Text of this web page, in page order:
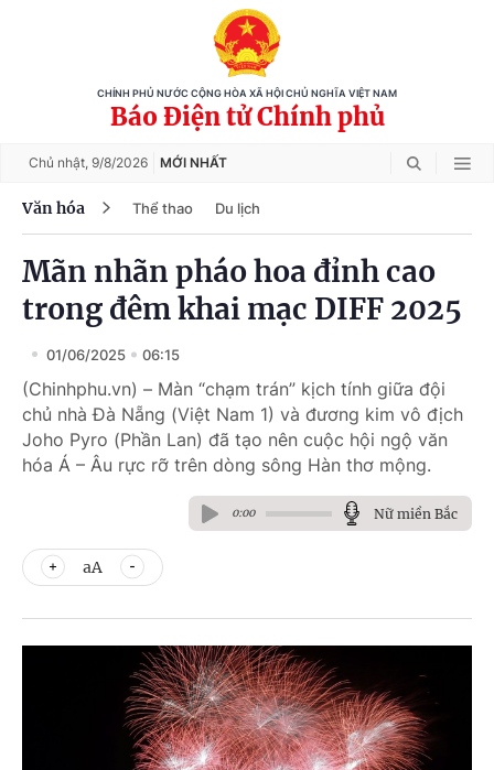
CHÍNH PHỦ NƯỚC CỘNG HÒA XÃ HỘI CHỦ NGHĨA VIỆT NAM
Báo Điện tử Chính phủ
Chủ nhật, 9/8/2026 MỚI NHẤT
Văn hóa Thể thao Du lịch
Mãn nhãn pháo hoa đỉnh cao
trong đêm khai mạc DIFF 2025
01/06/2025 06:15
(Chinhphu.vn) – Màn “chạm trán” kịch tính giữa đội
chủ nhà Đà Nẵng (Việt Nam 1) và đương kim vô địch
Joho Pyro (Phần Lan) đã tạo nên cuộc hội ngộ văn
hóa Á – Âu rực rỡ trên dòng sông Hàn thơ mộng.
0:00 Nữ miền Bắc
aA